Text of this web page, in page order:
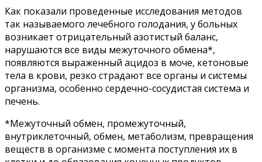
Как показали проведенные исследования методов
так называемого лечебного голодания, у больных
возникает отрицательный азотистый баланс,
нарушаются все виды межуточного обмена*,
появляются выраженный ацидоз в моче, кетоновые
тела в крови, резко страдают все органы и системы
организма, особенно сердечно-сосудистая система и
печень.
*Межуточный обмен, промежуточный,
внутриклеточный, обмен, метаболизм, превращения
веществ в организме с момента поступления их в